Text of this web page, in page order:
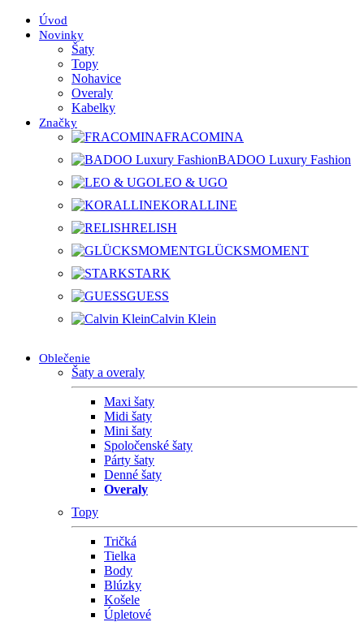
Úvod
Novinky
Šaty
Topy
Nohavice
Overaly
Kabelky
Značky
FRACOMINA
BADOO Luxury Fashion
LEO & UGO
KORALLINE
RELISH
GLÜCKSMOMENT
STARK
GUESS
Calvin Klein
Oblečenie
Šaty a overaly
Maxi šaty
Midi šaty
Mini šaty
Spoločenské šaty
Párty šaty
Denné šaty
Overaly
Topy
Tričká
Tielka
Body
Blúzky
Košele
Úpletové